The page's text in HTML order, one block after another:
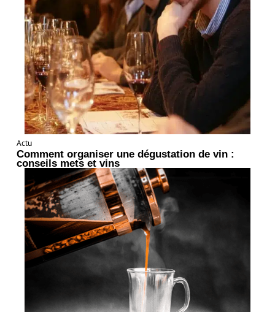
Actu
Comment organiser une dégustation de vin :
conseils mets et vins